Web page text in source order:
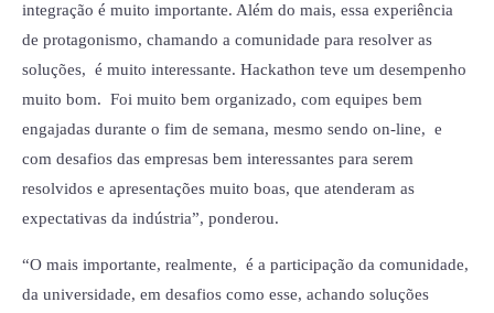
integração é muito importante. Além do mais, essa experiência
de protagonismo, chamando a comunidade para resolver as
soluções, é muito interessante. Hackathon teve um desempenho
muito bom. Foi muito bem organizado, com equipes bem
engajadas durante o fim de semana, mesmo sendo on-line, e
com desafios das empresas bem interessantes para serem
resolvidos e apresentações muito boas, que atenderam as
expectativas da indústria”, ponderou.
“O mais importante, realmente, é a participação da comunidade,
da universidade, em desafios como esse, achando soluções